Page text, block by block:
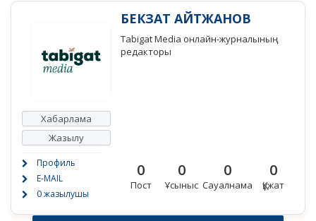
Хабарлама
Жазылу
Профиль
E-MAIL
0 жазылушы
БЕКЗАТ АЙТЖАНОВ
Tabigat Media онлайн-журналының
редакторы
0
Пост
0
Ұсыныс
0
Сауалнама
0
Құжат